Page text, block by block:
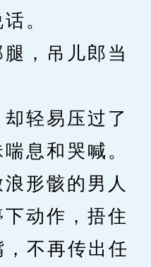
。
，吊儿郎当
轻易压过了
息和哭喊。
形骸的男人
动作，捂住
不再传出任